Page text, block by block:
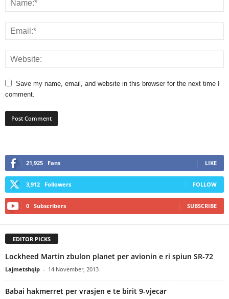
Save my name, email, and website in this browser for the next time I
comment.
21,925 Fans LIKE
3,912 Followers FOLLOW
0 Subscribers SUBSCRIBE
EDITOR PICKS
Lockheed Martin zbulon planet per avionin e ri spiun SR-72
Lajmetshqip - 14 November, 2013
Babai hakmerret per vrasjen e te birit 9-vjecar